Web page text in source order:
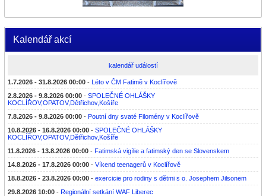
Kalendář akcí
kalendář událostí
1.7.2026 - 31.8.2026 00:00 - Léto v ČM Fatimě v Koclířově
2.8.2026 - 9.8.2026 00:00 - SPOLEČNÉ OHLÁŠKY
KOCLÍŘOV,OPATOV,Dětřichov,Košíře
7.8.2026 - 9.8.2026 00:00 - Poutní dny svaté Filomény v Koclířově
10.8.2026 - 16.8.2026 00:00 - SPOLEČNÉ OHLÁŠKY
KOCLÍŘOV,OPATOV,Dětřichov,Košíře
11.8.2026 - 13.8.2026 00:00 - Fatimská vigílie a fatimský den se Slovenskem
14.8.2026 - 17.8.2026 00:00 - Víkend teenagerů v Koclířově
18.8.2026 - 23.8.2026 00:00 - exercicie pro rodiny s dětmi s o. Josephem Jilsonem
29.8.2026 10:00 - Regionální setkání WAF Liberec